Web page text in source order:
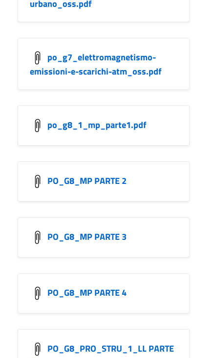
urbano_oss.pdf
po_g7_elettromagnetismo-
emissioni-e-scarichi-atm_oss.pdf
po_g8_1_mp_parte1.pdf
PO_G8_MP PARTE 2
PO_G8_MP PARTE 3
PO_G8_MP PARTE 4
PO_G8_PRO_STRU_1_LL PARTE